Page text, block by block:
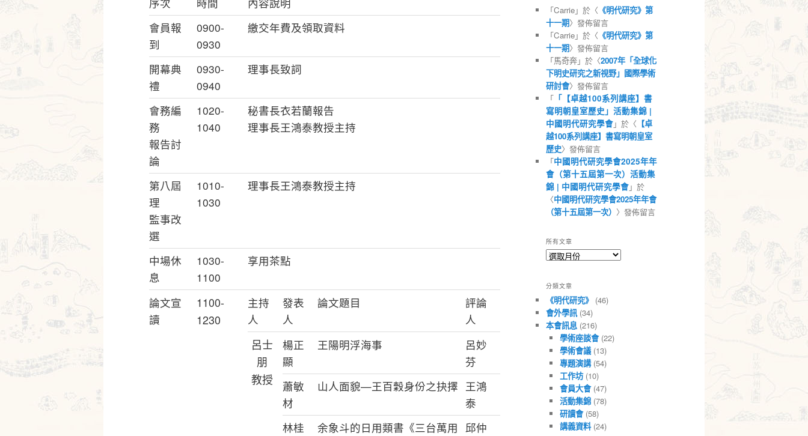
會員報
到
0900-
0930
繳交年費及領取資料
開幕典
禮
0930-
0940
理事長致詞
會務編
務
報告討
論
1020-
1040
秘書長衣若蘭報告
理事長王鴻泰教授主持
第八屆
理
監事改
選
1010-
1030
理事長王鴻泰教授主持
中場休
息
1030-
1100
享用茶點
論文宣
讀
1100-
1230
主持
人
發表
人
論文題目
評論
人
呂士
朋
教授
楊正
顯
王陽明浮海事
呂妙
芬
蕭敏
材
山人面貌—王百穀身份之抉擇 王鴻
泰
林桂
余象斗的日用類書《三台萬用 邱仲
「Carrie」於〈 《明代研究》第
十一期〉發佈留言
「Carrie」於〈 《明代研究》第
十一期〉發佈留言
「馬奇奔」於〈2007年「全球化
下明史研究之新視野」國際學術
研討會〉發佈留言
「 「【卓越100系列講座】書
寫明朝皇室歷史」活動集錦 |
中國明代研究學會」於〈 【卓
越100系列講座】書寫明朝皇室
歷史〉發佈留言
「中國明代研究學會2025年年
會（第十五屆第一次）活動集
錦 | 中國明代研究學會」於
〈中國明代研究學會2025年年會
（第十五屆第一次） 〉發佈留言
所有文章
所
章
分類文章
《明代研究》 (46)
會外學訊 (34)
本會訊息 (216)
學術座談會(22)
學術會議(13)
專題演講(54)
工作坊(10)
會員大會(47)
活動集錦(78)
研讀會(58)
講義資料(24)